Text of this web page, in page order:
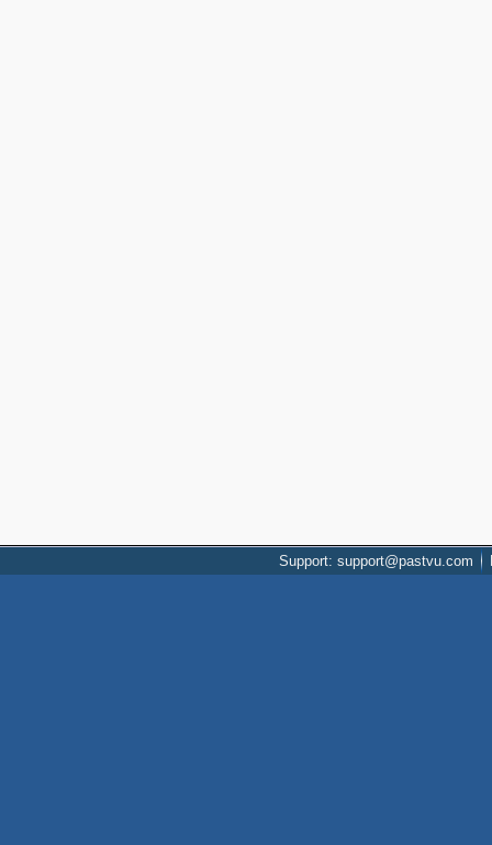
Support: support@pastvu.com